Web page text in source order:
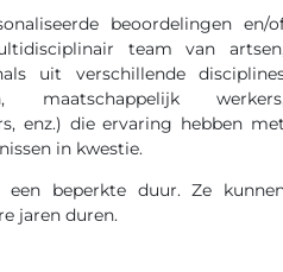
beoordelingen en/
team van
uit verschillende
maatschappelijk
enz.) die ervaring hebben
in kwestie.
een beperkte duur. Ze
jaren duren.